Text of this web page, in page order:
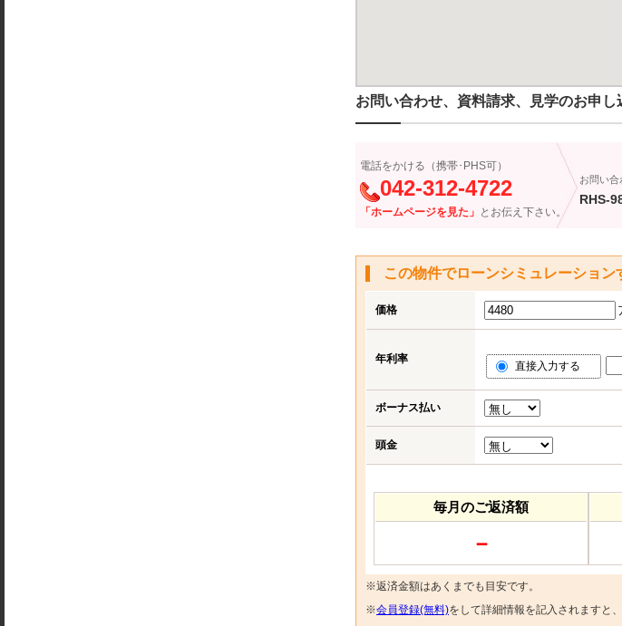
お問い合わせ、資料請求、見学のお申し
電話をかける（携帯･PHS可）
042-312-4722
「ホームページを見た」 とお伝え下さい。
お問い
RHS-
この物件でローンシミュレーション
価格
年利率
直接入力する
ボーナス払い
頭金
毎月のご返済額
－
※返済金額はあくまでも目安です。
※会員登録(無料)をして詳細情報を記入されますと